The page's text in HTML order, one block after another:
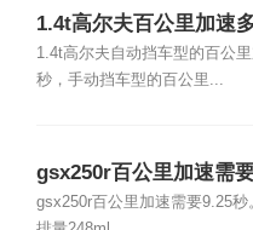
1.4t高尔夫百公里加速
1.4t高尔夫自动挡车型的百公
秒，手动挡车型的百公里...
gsx250r百公里加速需
gsx250r百公里加速需要9.25